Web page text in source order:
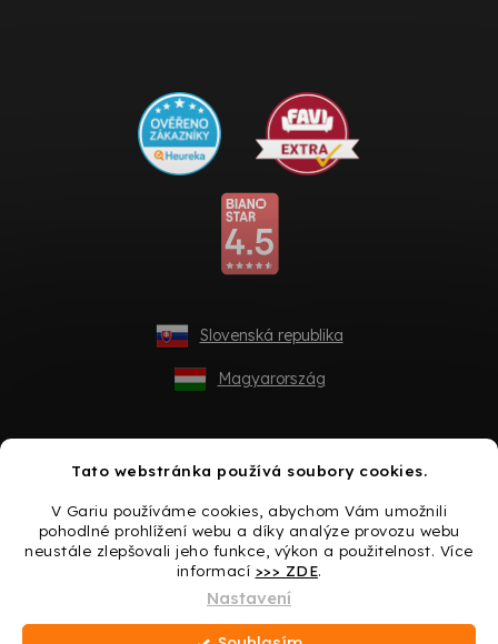
Tato webstránka používá soubory cookies.
V Gariu používáme cookies, abychom Vám umožnili
pohodlné prohlížení webu a díky analýze provozu webu
neustále zlepšovali jeho funkce, výkon a použitelnost. Více
informací >>> ZDE.
Nastavení
Slovenská republika
Magyarország
Vytvořil Shoptet